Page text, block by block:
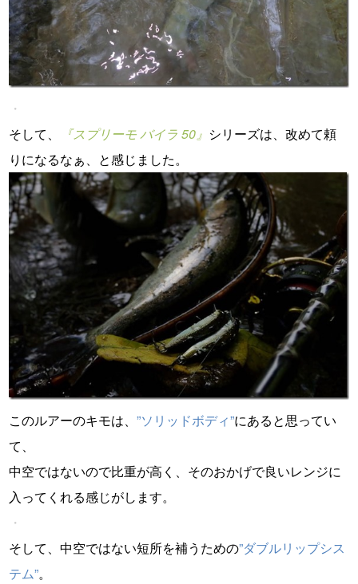
・
そして、
『スプリーモ バイラ 50』 シリーズは、改めて頼
りになるなぁ、と感じました。
このルアーのキモは、”ソリッドボディ”にあると思ってい
て、
中空ではないので比重が高く、そのおかげで良いレンジに
入ってくれる感じがします。
・
そして、中空ではない短所を補うための”ダブルリップシス
テム”。